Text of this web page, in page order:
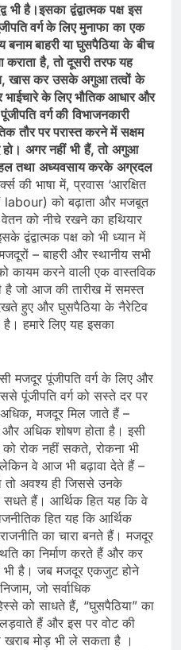
भीहै।इसका द्वंद्वात्‍मक पक्ष इस
वर्गकेलिएमुनाफा का एक
बनामबाहरीयाघुसपैठिया के बीच
कराता है,तोदूसरीतरफयह
,खास कर उसकेअगुआतत्‍वों के
भाईचारेकेलिएभौतिकआधारऔर
पूंजीपति वर्गकी विभाजनकारी
तौरपरपरास्‍तकरनेमें सक्षम
हो। अगरनहीं भी हैं,तो अगुआ
तथा अध्‍यवसायकरके अग्रदल
की भाषा में, प्रवास ‘आरक्षित
को बढ़ाता और मजबूत
को नीचे रखने का हथियार
द्वंद्वात्‍मक पक्ष को भी ध्‍यान में
– बाहरी और स्‍थानीय सभी
कायम करने वाली एक वास्‍तविक
है जो आज की तारीख में समस्‍त
हुए और घुसपैठिया के नैरेटिव
है। हमारे लिए यह इसका
मजदूर पूंजीपति वर्ग के लिए और
पूंजीपति वर्ग को सस्ते दर पर
मजदूर मिल जाते हैं –
अधिक शोषण होता है। इसी
रोक नहीं सकते, रोकना भी
वे आज भी बढ़ावा देते हैं –
तो अवश्‍य ही जिससे उनके
सधते हैं। आर्थिक हित यह कि वे
हित यह कि आर्थिक
का चारा बनते हैं। मजदूर
का निर्माण करते हैं और कर
भी है। जब मजदूर एकजुट होने
जो सर्वाधिक
को साधते हैं, “घुसपैठिया” का
हैं और इस पर वोट की
खराब मोड़ भी ले सकता है ।